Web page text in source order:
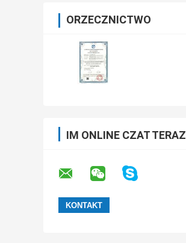
ORZECZNICTWO
IM ONLINE CZAT TERAZ